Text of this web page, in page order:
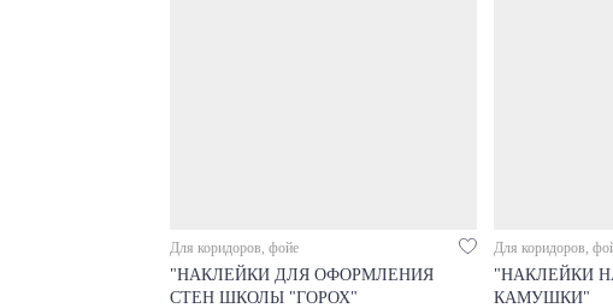
Для коридоров, фойе
"НАКЛЕЙКИ ДЛЯ ОФОРМЛЕНИЯ
СТЕН ШКОЛЫ "ГОРОХ"
Для коридоров,
"НАКЛЕЙКИ
КАМУШКИ"